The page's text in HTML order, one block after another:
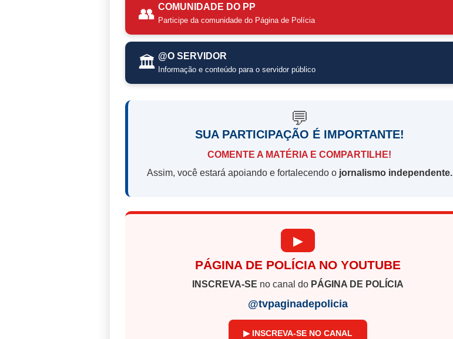
👥 COMUNIDADE DO PP
Participe da comunidade do Página de Polícia
🏛️ @O SERVIDOR
Informação e conteúdo para o servidor público
💬
SUA PARTICIPAÇÃO É IMPORTANTE!
COMENTE A MATÉRIA E COMPARTILHE!
Assim, você estará apoiando e fortalecendo o jornalismo independente.
▶
PÁGINA DE POLÍCIA NO YOUTUBE
INSCREVA-SE no canal do PÁGINA DE POLÍCIA
@tvpaginadepolicia
▶ INSCREVA-SE NO CANAL